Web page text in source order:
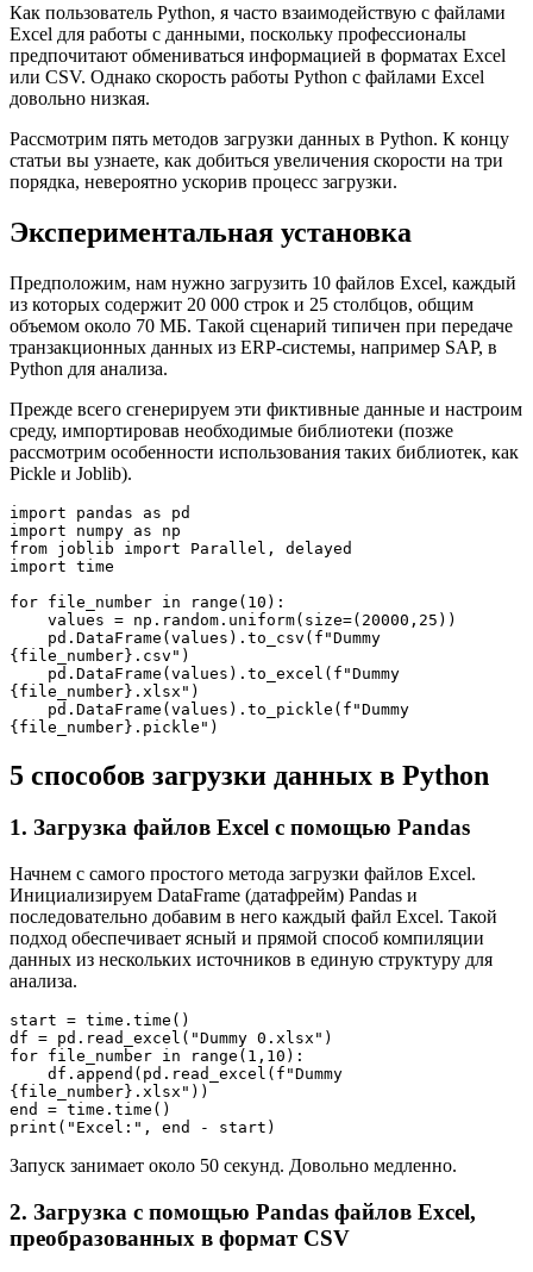
Как пользователь Python, я часто взаимодействую с файлами
Excel для работы с данными, поскольку профессионалы
предпочитают обмениваться информацией в форматах Excel
или CSV. Однако скорость работы Python с файлами Excel
довольно низкая.
Рассмотрим пять методов загрузки данных в Python. К концу
статьи вы узнаете, как добиться увеличения скорости на три
порядка, невероятно ускорив процесс загрузки.
Экспериментальная установка
Предположим, нам нужно загрузить 10 файлов Excel, каждый
из которых содержит 20 000 строк и 25 столбцов, общим
объемом около 70 МБ. Такой сценарий типичен при передаче
транзакционных данных из ERP-системы, например SAP, в
Python для анализа.
Прежде всего сгенерируем эти фиктивные данные и настроим
среду, импортировав необходимые библиотеки (позже
рассмотрим особенности использования таких библиотек, как
Pickle и Joblib).
import pandas as pd
import numpy as np
from joblib import Parallel, delayed
import time
for file_number in range(10):
    values = np.random.uniform(size=(20000,25))
{file_number}.csv")
{file_number}.xlsx")
{file_number}.pickle")
5 способов загрузки данных в Python
1. Загрузка файлов Excel с помощью Pandas
Начнем с самого простого метода загрузки файлов Excel.
Инициализируем DataFrame (датафрейм) Pandas и
последовательно добавим в него каждый файл Excel. Такой
подход обеспечивает ясный и прямой способ компиляции
данных из нескольких источников в единую структуру для
анализа.
start = time.time()
df = pd.read_excel("Dummy 0.xlsx")
for file_number in range(1,10):
{file_number}.xlsx"))
end = time.time()
print("Excel:", end - start)
Запуск занимает около 50 секунд. Довольно медленно.
2. Загрузка с помощью Pandas файлов Excel,
преобразованных в формат CSV